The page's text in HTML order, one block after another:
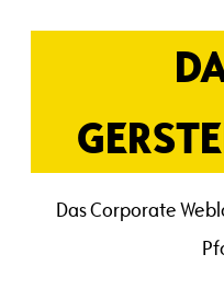
Inhalt
Das Corporate